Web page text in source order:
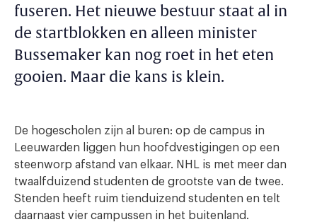
fuseren. Het nieuwe bestuur staat al in
de startblokken en alleen minister
Bussemaker kan nog roet in het eten
gooien. Maar die kans is klein.
De hogescholen zijn al buren: op de campus in
Leeuwarden liggen hun hoofdvestigingen op een
steenworp afstand van elkaar. NHL is met meer dan
twaalfduizend studenten de grootste van de twee.
Stenden heeft ruim tienduizend studenten en telt
daarnaast vier campussen in het buitenland.